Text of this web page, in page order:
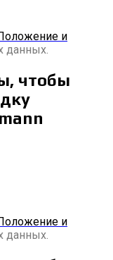
и
данных.
чтобы
и
данных.